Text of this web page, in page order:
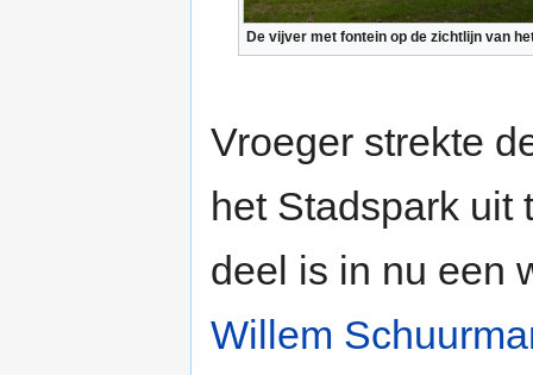
De vijver met fontein op de zichtlijn van
Vroeger strekte
het Stadspark
deel is in nu een
Willem